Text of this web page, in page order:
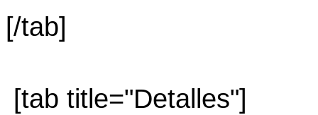
[/tab]
[tab title="Detalles"]